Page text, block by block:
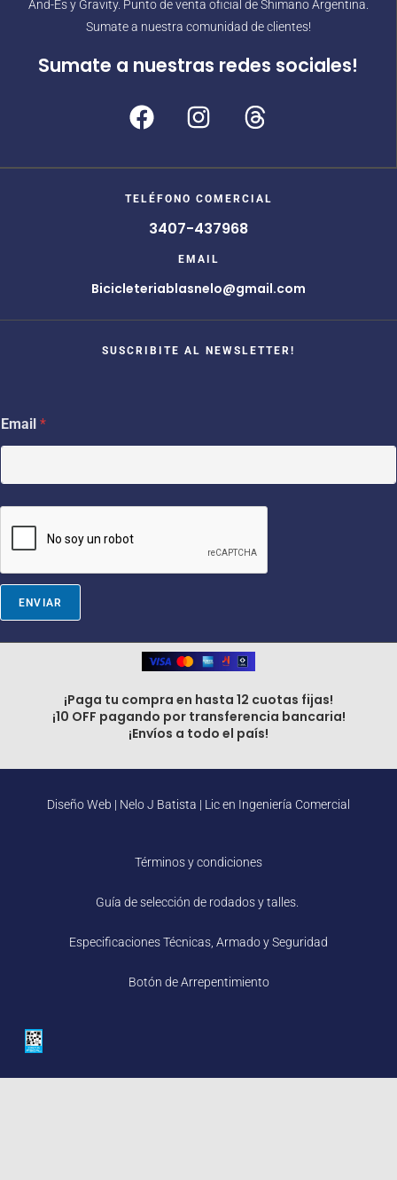
And-Es y Gravity. Punto de venta oficial de Shimano Argentina.
Sumate a nuestra comunidad de clientes!
Sumate a nuestras redes sociales!
TELÉFONO COMERCIAL
3407-437968
EMAIL
Bicicleteriablasnelo@gmail.com
SUSCRIBITE AL NEWSLETTER!
E
m
i
E
m
Email *
ENVIAR
¡Paga tu compra en hasta 12 cuotas fijas!
¡10 OFF pagando por transferencia bancaria!
¡Envíos a todo el país!
Diseño Web | Nelo J Batista | Lic en Ingeniería Comercial
Términos y condiciones
Guía de selección de rodados y talles.
Especificaciones Técnicas, Armado y Seguridad
Botón de Arrepentimiento